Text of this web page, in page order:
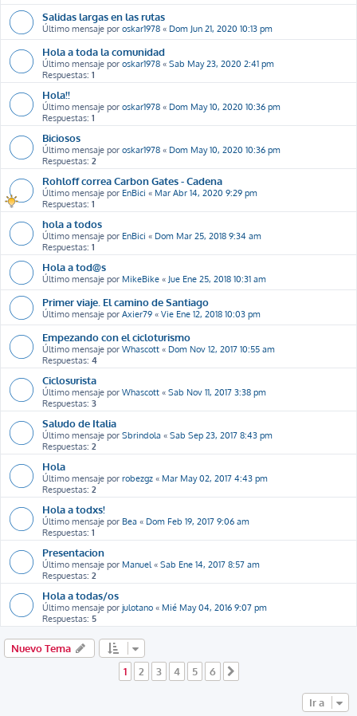
Salidas largas en las rutas
Último mensaje por oskar1978 « Dom Jun 21, 2020 10:13 pm
Hola a toda la comunidad
Último mensaje por oskar1978 « Sab May 23, 2020 2:41 pm
Respuestas: 1
Hola!!
Último mensaje por oskar1978 « Dom May 10, 2020 10:36 pm
Respuestas: 1
Biciosos
Último mensaje por oskar1978 « Dom May 10, 2020 10:36 pm
Respuestas: 2
Rohloff correa Carbon Gates - Cadena
Último mensaje por EnBici « Mar Abr 14, 2020 9:29 pm
Respuestas: 1
hola a todos
Último mensaje por EnBici « Dom Mar 25, 2018 9:34 am
Respuestas: 1
Hola a tod@s
Último mensaje por MikeBike « Jue Ene 25, 2018 10:31 am
Primer viaje. El camino de Santiago
Último mensaje por Axier79 « Vie Ene 12, 2018 10:03 pm
Empezando con el cicloturismo
Último mensaje por Whascott « Dom Nov 12, 2017 10:55 am
Respuestas: 4
Ciclosurista
Último mensaje por Whascott « Sab Nov 11, 2017 3:38 pm
Respuestas: 3
Saludo de Italia
Último mensaje por Sbrindola « Sab Sep 23, 2017 8:43 pm
Respuestas: 2
Hola
Último mensaje por robezgz « Mar May 02, 2017 4:43 pm
Respuestas: 2
Hola a todxs!
Último mensaje por Bea « Dom Feb 19, 2017 9:06 am
Respuestas: 1
Presentacion
Último mensaje por Manuel« Sab Ene 14, 2017 8:57 am
Respuestas: 2
Hola a todas/os
Último mensaje por julotano « Mié May 04, 2016 9:07 pm
Respuestas: 5
Nuevo Tema
1
2 3 4 5 6
Ir a